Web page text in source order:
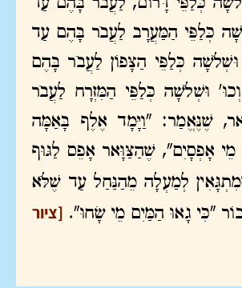
כְּלַפֵּי הַמַּעֲרָב לַעֲבֹר בָּהֶם עַד
וּשְׁלֹשָׁה כְּלַפֵּי הַצָּפוֹן לַעֲבֹר בָּהֶם
וּשְׁלֹשָׁה כְּלַפֵּי הַמִּזְרָח לַעֲבֹר
שֶׁנֶּאֱמַר: "וַיָּמָד אֶלֶף בָּאַמָּה
מֵי אָפְסָיִם", שֶׁהַצַּוָּאר אָפֵס לַגּוּף
לְמַעְלָה מֵהַנַּחַל עַד שֶׁלֹּא
"כִּי גָאוּ הַמַּיִם מֵי שָׂחוּ". [ציור